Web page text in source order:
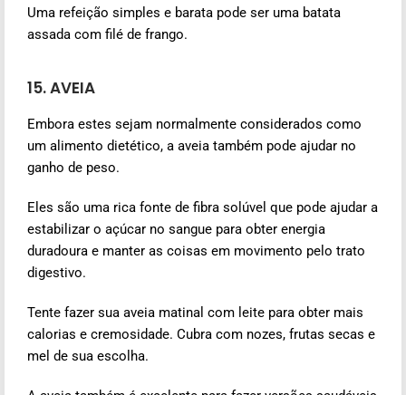
Uma refeição simples e barata pode ser uma batata
assada com filé de frango.
15. AVEIA
Embora estes sejam normalmente considerados como
um alimento dietético, a aveia também pode ajudar no
ganho de peso.
Eles são uma rica fonte de fibra solúvel que pode ajudar a
estabilizar o açúcar no sangue para obter energia
duradoura e manter as coisas em movimento pelo trato
digestivo.
Tente fazer sua aveia matinal com leite para obter mais
calorias e cremosidade. Cubra com nozes, frutas secas e
mel de sua escolha.